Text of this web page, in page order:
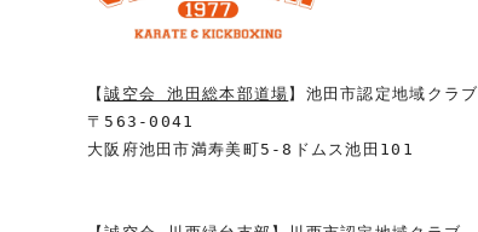
【誠空会 池田総本部道場 】池田市認定地域クラブ
〒563-0041
大阪府池田市満寿美町5-8ドムス池田101